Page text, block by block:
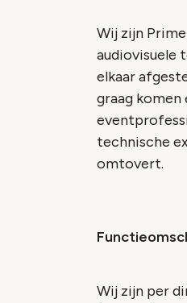
Wij zijn
audiovisuele
elkaar
graag komen
technische
omtovert.
Wij zijn per